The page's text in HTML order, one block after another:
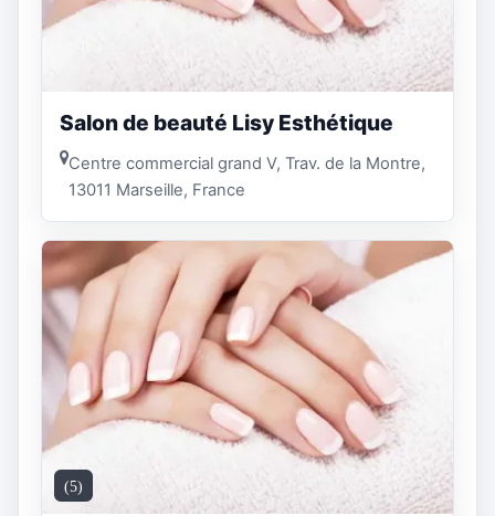
Salon de beauté Lisy Esthétique
Centre commercial grand V, Trav. de la Montre,
13011 Marseille, France
(5)